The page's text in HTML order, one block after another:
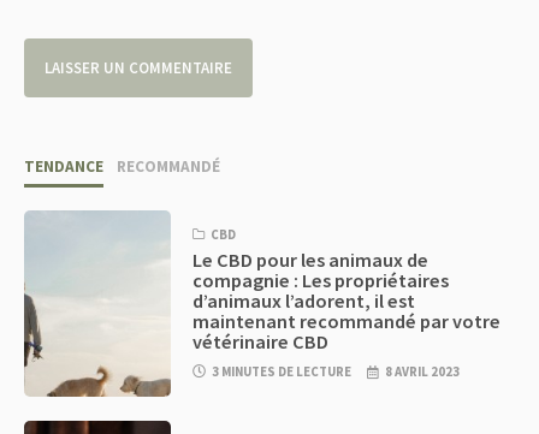
TENDANCE RECOMMANDÉ
CBD
Le CBD pour les animaux de
compagnie : Les propriétaires
d’animaux l’adorent, il est
maintenant recommandé par votre
vétérinaire CBD
3 MINUTES DE LECTURE 8 AVRIL 2023